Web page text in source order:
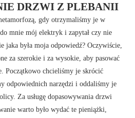
DRZWI Z PLEBANII
gdy otrzymaliśmy je w
mnie mój elektryk i zapytał czy nie
jaka była moja odpowiedź? Oczywiście,
za szerokie i za wysokie, aby pasować
Początkowo chcieliśmy je skrócić
odpowiednich narzędzi i oddaliśmy je
Za usługę dopasowywania drzwi
warto było wydać te pieniążki,